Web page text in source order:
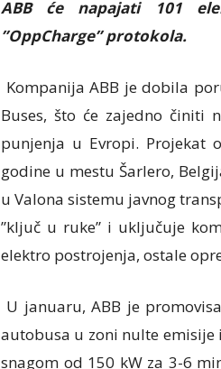
ABB će napajati 101
”OppCharge” protokola.
Kompanija ABB je dobila
Buses, što će zajedno činiti
punjenja u Evropi. Projekat
godine u mestu Šarlero,
u Valona sistemu javnog
”ključ u ruke” i uključuje
elektro postrojenja, ostale
U januaru, ABB je
autobusa u zoni nulte
snagom od 150 kW za 3-6